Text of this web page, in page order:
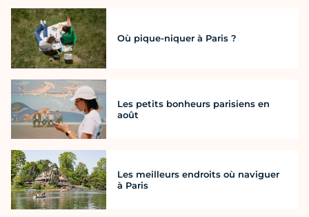
Où pique-niquer à Paris ?
Les petits bonheurs parisiens en
août
Les meilleurs endroits où naviguer
à Paris